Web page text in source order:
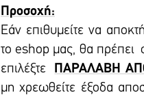
Προσοχή:
Εάν επιθυμείτε να
το eshop μας, θα πρέπει
επιλέξτε ΠΑΡΑΛΑΒΗ
μη χρεωθείτε έξοδα